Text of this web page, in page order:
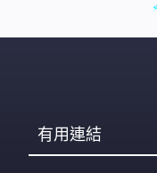
有用連結